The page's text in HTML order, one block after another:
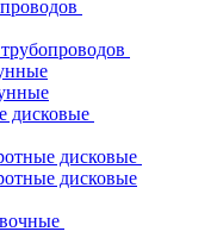
дисковые
дисковые
дисковые